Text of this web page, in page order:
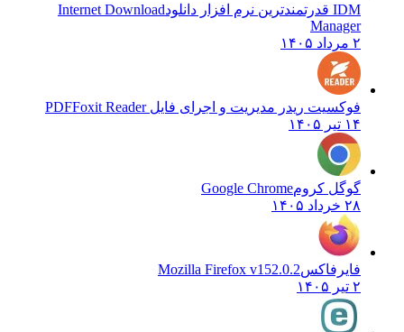
Internet Download
Manager
فوکسیت ریدر مدیریت و اجرای فایل PDF Foxit Reader
گوگل کروم Google Chrome
فایرفاکسMozilla Firefox v152.0.2